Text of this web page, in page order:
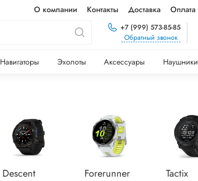
О компании Контакты Доставка Оплата
+7 (999) 573-85-85
Обратный звонок
Навигаторы Эхолоты Аксессуары Наушники
Descent Forerunner Tactix